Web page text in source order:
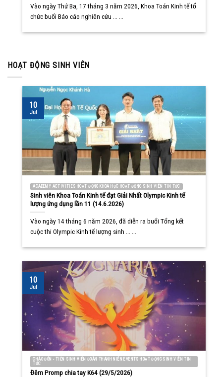
Vào ngày Thứ Ba, 17 tháng 3 năm 2026, Khoa Toán Kinh tế tổ
chức buổi Báo cáo nghiên cứu ... ...
HOẠT ĐỘNG SINH VIÊN
ACADEMY ACTIVITIES HOẠT ĐỘNG KHOA HỌC HOẠT ĐỘNG SINH VIÊN TIN TỨC
Sinh viên Khoa Toán Kinh tế đạt Giải Nhất Olympic Kinh tế
lượng ứng dụng lần 11 (14.6.2026)
Vào ngày 14 tháng 6 năm 2026, đã diễn ra buổi Tổng kết
cuộc thi Olympic Kinh tế lượng sinh ... ...
10
Jul
CHÀO ĐÓN - TIỄN SINH VIÊN ĐOÀN THANH NIÊN EVENTS HOẠT ĐỘNG SINH VIÊN TIN
TỨC
Đêm Promp chia tay K64 (29/5/2026)
10
Jul